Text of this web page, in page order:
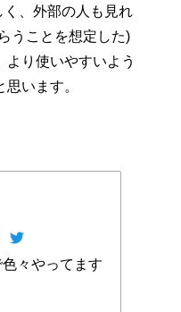
、外部の人も見れ
うことを想定した)
り使いやすいよう
います。
々やってます